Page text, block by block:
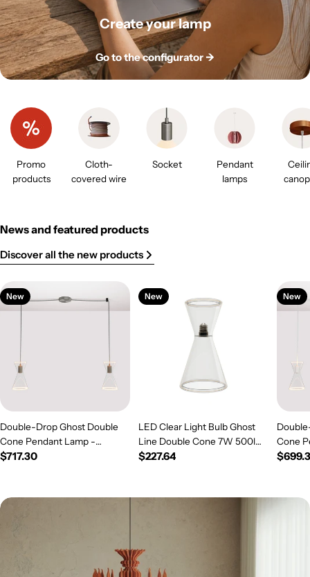
Create your lamp
Go to the configurator ->
Promo
products
Cloth-
covered wire
Socket
Pendant
lamps
News and featured products
Discover all the new products
New
Double-Drop Ghost Double
Cone Pendant Lamp -
Brushed Titanium
Regular
$717.30
New
LED Clear Light Bulb Ghost
Line Double Cone 7W 500lm
E26 120V 2200K Dimmable -
Regular
$227.64
New
Cone
White